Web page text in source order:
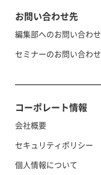
お問い合わせ先
編集部へのお問い合わせ
セミナーのお問い合わせ
コーポレート情報
会社概要
セキュリティポリシー
個人情報について